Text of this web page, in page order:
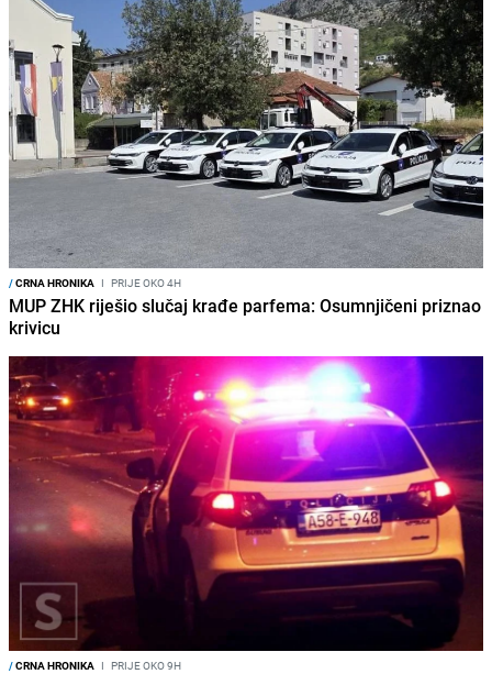
/CRNA HRONIKA I PRIJE OKO 4H
MUP ZHK riješio slučaj krađe parfema: Osumnjičeni priznao
krivicu
/CRNA HRONIKA I PRIJE OKO 9H